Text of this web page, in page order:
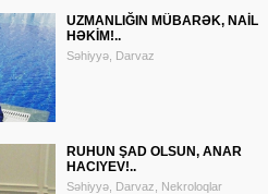
UZMANLIĞIN MÜBARƏK, NAİL
HƏKİM!..
Səhiyyə, Darvaz
RUHUN ŞAD OLSUN, ANAR
HACIYEV!..
Səhiyyə, Darvaz, Nekroloqlar